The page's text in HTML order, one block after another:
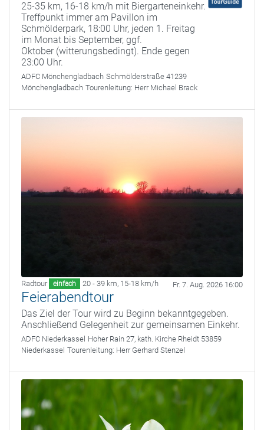
25-35 km, 16-18 km/h mit Biergarteneinkehr.
Treffpunkt immer am Pavillon im
Schmölderpark, 18:00 Uhr, jeden 1. Freitag
im Monat bis September, ggf.
Oktober (witterungsbedingt). Ende gegen
23:00 Uhr.
ADFC Mönchengladbach Schmölderstraße 41239
Mönchengladbach Tourenleitung: Herr Michael Brack
Radtour einfach 20 - 39 km, 15-18 km/h Fr. 7. Aug. 2026 16:00
Feierabendtour
Das Ziel der Tour wird zu Beginn bekanntgegeben.
Anschließend Gelegenheit zur gemeinsamen Einkehr.
ADFC Niederkassel Hoher Rain 27, kath. Kirche Rheidt 53859
Niederkassel Tourenleitung: Herr Gerhard Stenzel